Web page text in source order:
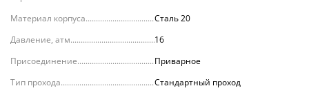
Материал корпуса
Сталь 20
Давление, атм.
16
Присоединение
Приварное
Тип прохода
Стандартный проход